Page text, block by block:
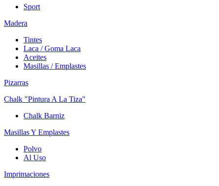
Sport
Madera
Tintes
Laca / Goma Laca
Aceites
Masillas / Emplastes
Pizarras
Chalk "Pintura A La Tiza"
Chalk Barniz
Masillas Y Emplastes
Polvo
Al Uso
Imprimaciones